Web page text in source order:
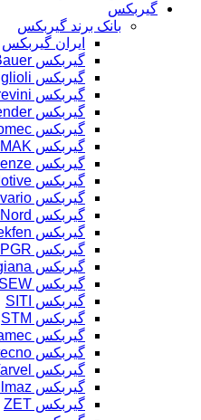
گیربکس
بانک برند گیربکس
ایران گیربکس
گیربکس Bauer
گیربکس Bonfiglioli
گیربکس Brevini
گیربکس Flender
گیربکس Hydromec
گیربکس IMAK
گیربکس Lenze
گیربکس Motive
گیربکس Motovario
گیربکس Nord
گیربکس Oztekfen
گیربکس PGR
گیربکس Reggiana
گیربکس SEW
گیربکس SITI
گیربکس STM
گیربکس Tramec
گیربکس Transtecno
گیربکس Varvel
گیربکس Yilmaz
گیربکس ZET